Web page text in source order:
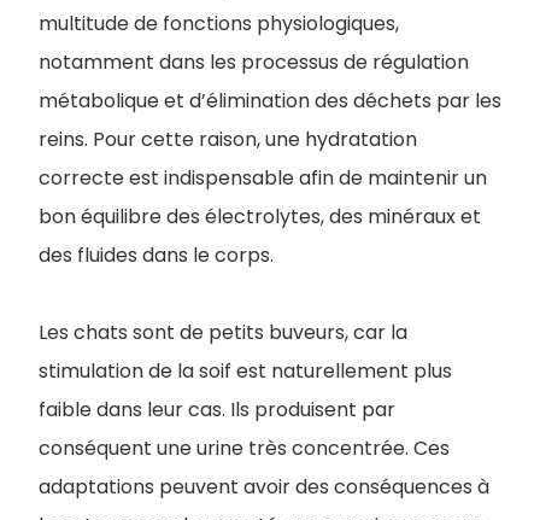
multitude de fonctions physiologiques,
notamment dans les processus de régulation
métabolique et d’élimination des déchets par les
reins. Pour cette raison, une hydratation
correcte est indispensable afin de maintenir un
bon équilibre des électrolytes, des minéraux et
des fluides dans le corps.
Les chats sont de petits buveurs, car la
stimulation de la soif est naturellement plus
faible dans leur cas. Ils produisent par
conséquent une urine très concentrée. Ces
adaptations peuvent avoir des conséquences à